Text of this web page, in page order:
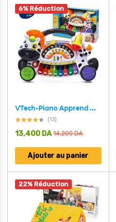
6% Réduction
VTech-Piano Apprend Musique Notes et Instruments avec Clavier Interactif
(13)
14,200DA
13,400 DA
Ajouter au panier
22% Réduction